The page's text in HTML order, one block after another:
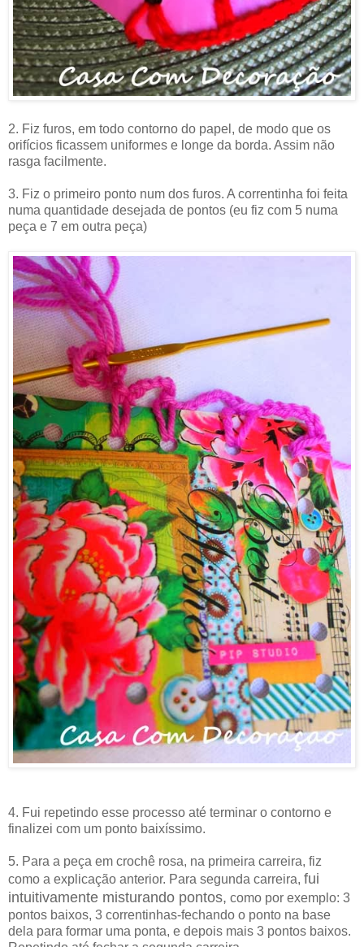
2. Fiz furos, em todo contorno do papel, de modo que os
orifícios ficassem uniformes e longe da borda. Assim não
rasga facilmente.
3. Fiz o primeiro ponto num dos furos. A correntinha foi feita
numa quantidade desejada de pontos (eu fiz com 5 numa
peça e 7 em outra peça)
4. Fui repetindo esse processo até terminar o contorno e
finalizei com um ponto baixíssimo.
5. Para a peça em crochê rosa, na primeira carreira, fiz
como a explicação anterior. Para segunda carreira, fui
intuitivamente misturando pontos, como por exemplo: 3
pontos baixos, 3 correntinhas-fechando o ponto na base
dela para formar uma ponta, e depois mais 3 pontos baixos.